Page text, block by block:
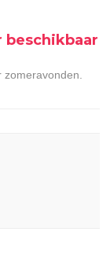
beschikbaar